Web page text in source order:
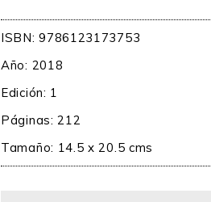
ISBN: 9786123173753
Año: 2018
Edición: 1
Páginas: 212
Tamaño: 14.5 x 20.5 cms